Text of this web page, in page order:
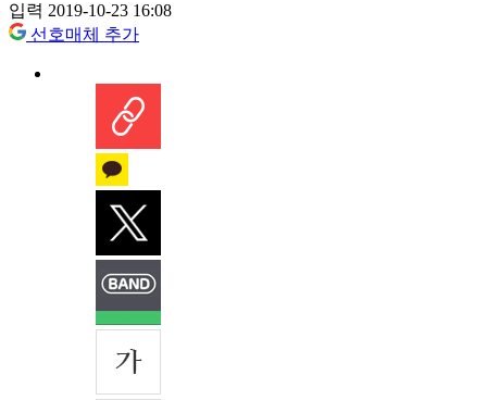
입력 2019-10-23 16:08
선호매체 추가